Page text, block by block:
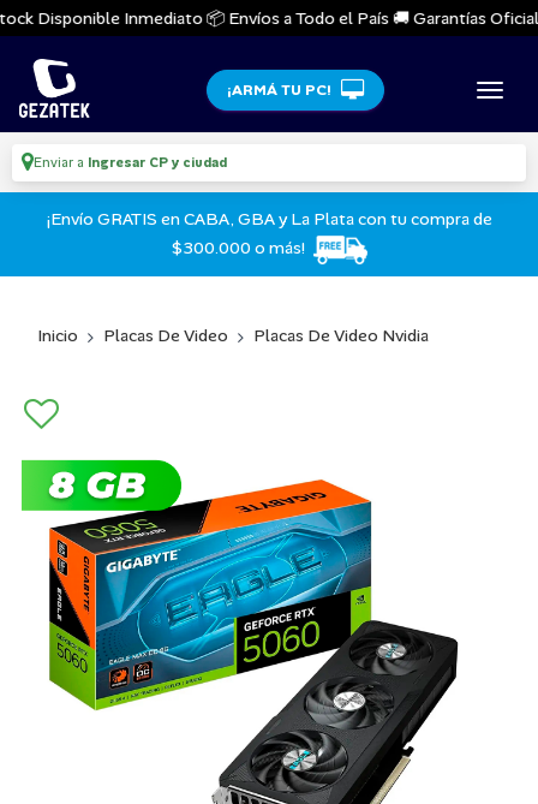
Disponible Inmediato 📦 Envíos a Todo el País 🚚 Garantías
¡ARMÁ TU PC!
Enviar a Ingresar CP y ciudad
¡Envío GRATIS en CABA, GBA y La Plata con tu compra de
$300.000 o más!
Inicio Placas De Video Placas De Video Nvidia